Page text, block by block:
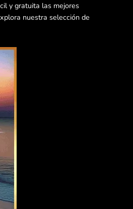
y gratuita las mejores
nuestra selección de